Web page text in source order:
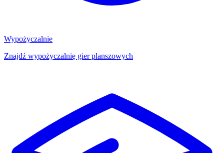
Wypożyczalnie
Znajdź wypożyczalnię gier planszowych